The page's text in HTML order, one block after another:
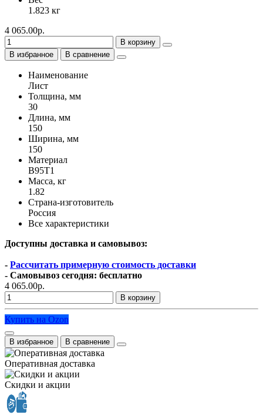
1.823 кг
4 065.00р.
В корзину
В избранное
В сравнение
Наименование
Лист
Толщина, мм
30
Длина, мм
150
Ширина, мм
150
Материал
В95Т1
Масса, кг
1.82
Страна-изготовитель
Россия
Все характеристики
Доступны доставка и самовывоз:
- Рассчитать примерную стоимость доставки
- Самовывоз сегодня: бесплатно
4 065.00р.
В корзину
Купить на Ozon
В избранное В сравнение
Оперативная доставка
Скидки и акции